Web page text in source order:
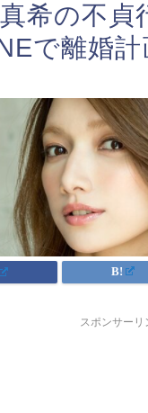
希の不
で離婚計
スポンサーリ